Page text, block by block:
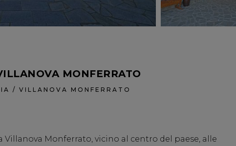
MONFERRATO
/ VILLANOVA MONFERRATO
Monferrato, vicino al centro del paese, alle